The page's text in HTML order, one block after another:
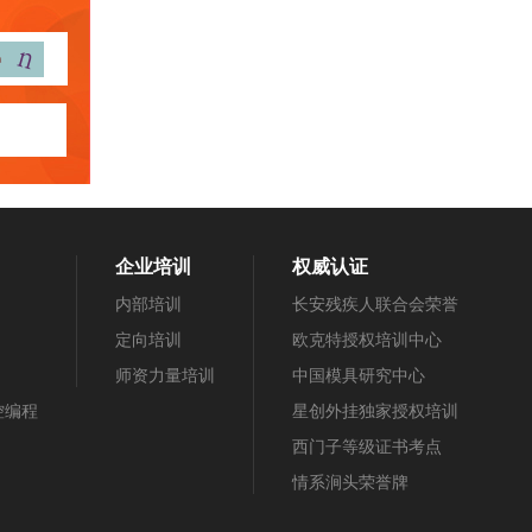
编程
企业培训
内部培训
定向培训
师资力量培训
权威认证
长安残疾人联合会荣誉
欧克特授权培训中心
中国模具研究中心
星创外挂独家授权培训
西门子等级证书考点
情系涧头荣誉牌